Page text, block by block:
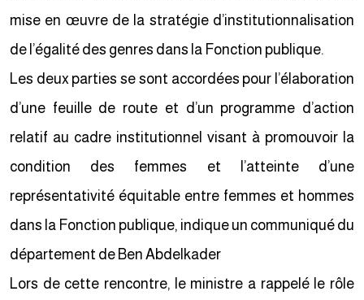
mise en œuvre de la stratégie d’institutionnalisation
de l’égalité des genres dans la Fonction publique.
Les deux parties se sont accordées pour l’élaboration
d’une feuille de route et d’un programme d’action
relatif au cadre institutionnel visant à promouvoir la
condition des femmes et l’atteinte d’une
représentativité équitable entre femmes et hommes
dans la Fonction publique, indique un communiqué du
département de Ben Abdelkader
Lors de cette rencontre, le ministre a rappelé le rôle